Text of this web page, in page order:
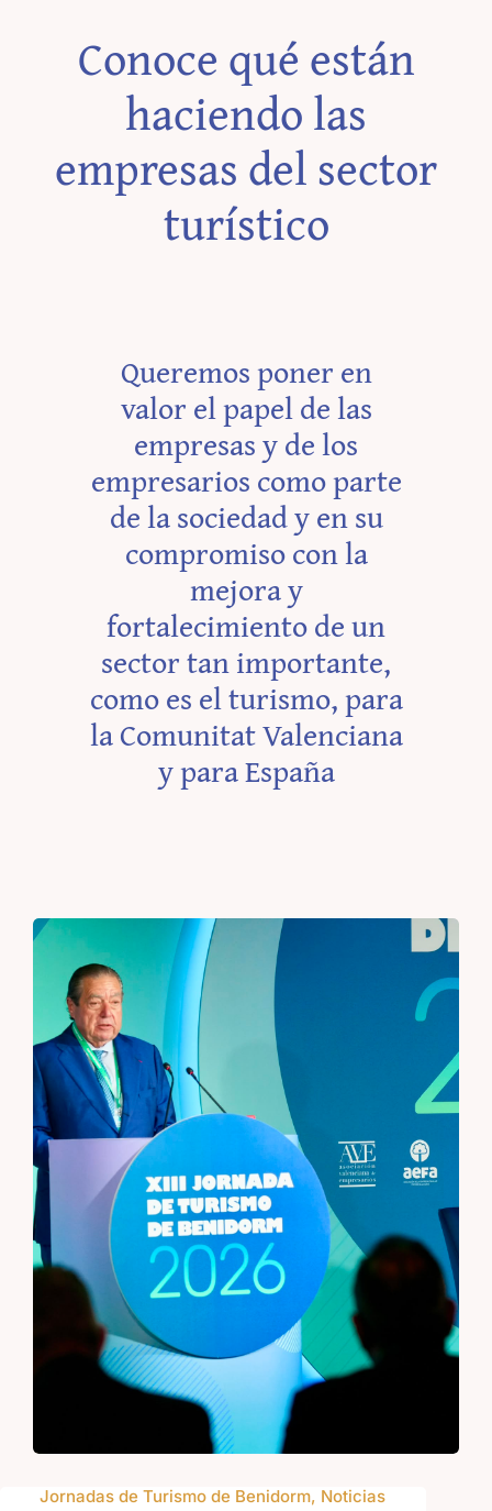
Conoce qué están
haciendo las
empresas del sector
turístico
Queremos poner en
valor el papel de las
empresas y de los
empresarios como parte
de la sociedad y en su
compromiso con la
mejora y
fortalecimiento de un
sector tan importante,
como es el turismo, para
la Comunitat Valenciana
y para España
Jornadas de Turismo de Benidorm, Noticias